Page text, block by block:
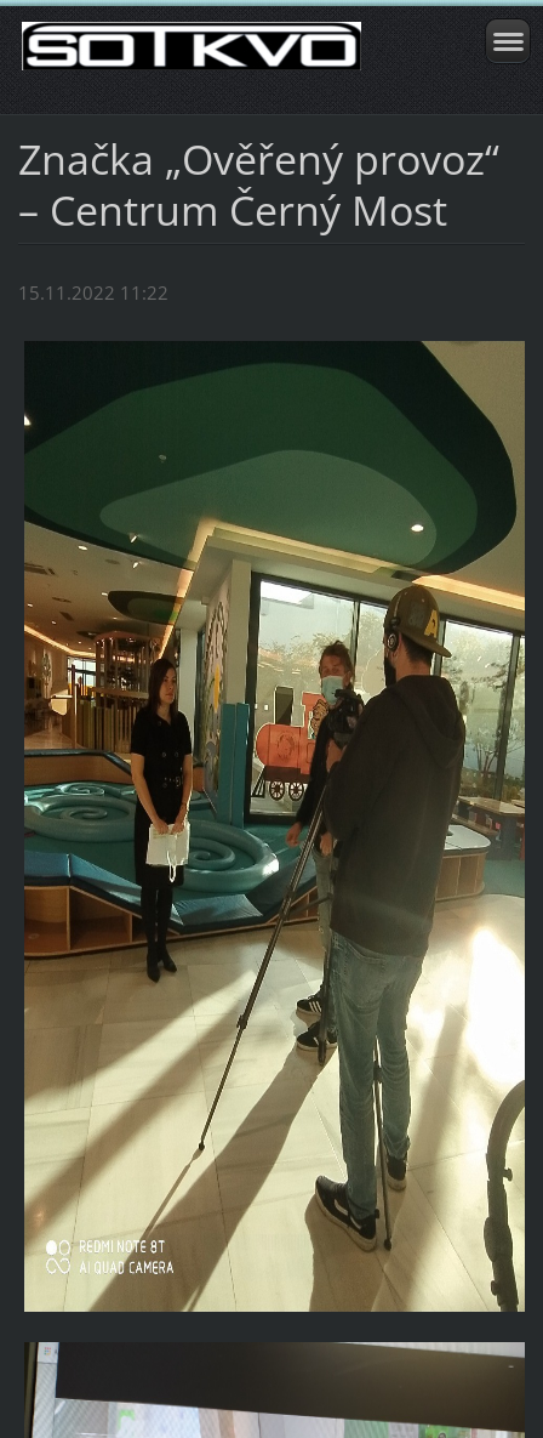
Značka „Ověřený provoz“
– Centrum Černý Most
15.11.2022 11:22